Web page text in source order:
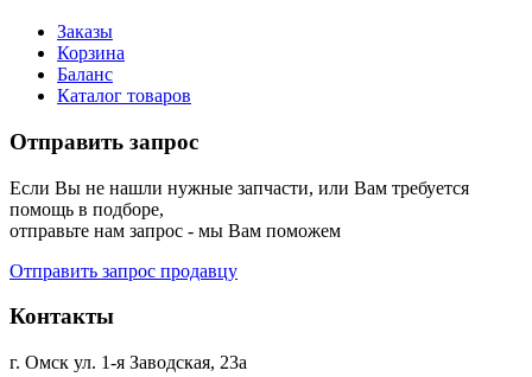
Заказы
Корзина
Баланс
Каталог товаров
Отправить запрос
Если Вы не нашли нужные запчасти, или Вам требуется
помощь в подборе,
отправьте нам запрос - мы Вам поможем
Отправить запрос продавцу
Контакты
г. Омск ул. 1-я Заводская, 23а